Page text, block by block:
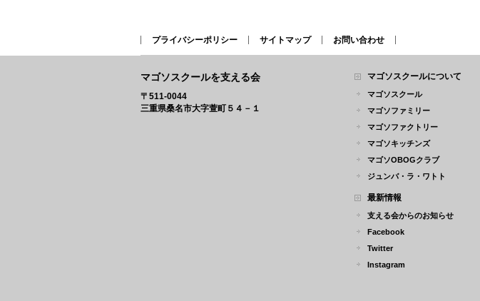
プライバシーポリシー サイトマップ お問い合わせ
マゴソスクールを支える会
〒511-0044
三重県桑名市大字萱町５４－１
マゴソスクールについて
マゴソスクール
マゴソファミリー
マゴソファクトリー
マゴソキッチンズ
マゴソOBOGクラブ
ジュンバ・ラ・ワトト
最新情報
支える会からのお知らせ
Facebook
Twitter
Instagram